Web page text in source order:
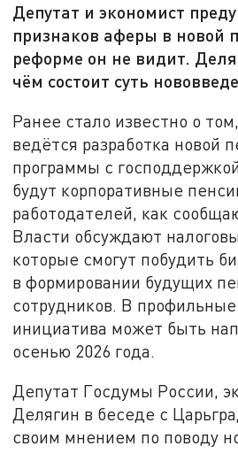
Депутат и экономист
признаков аферы в новой
реформе он не видит.
чём состоит суть
Ранее стало известно о
ведётся разработка новой
программы с
будут корпоративные
работодателей, как
Власти обсуждают
которые смогут побудить
в формировании будущих
сотрудников. В
инициатива может быть
осенью 2026 года.
Депутат Госдумы России,
Делягин в беседе с
своим мнением по поводу